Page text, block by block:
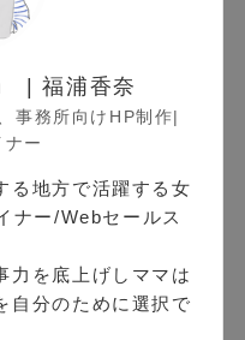
| 福浦香奈
事務所向けHP制作|
ー
る地方で活躍する女
ナー/Webセールス
力を底上げしママは
自分のために選択で